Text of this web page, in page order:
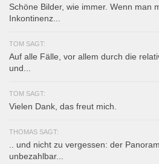
Schöne Bilder, wie immer. Wenn man
Inkontinenz...
TOM SAGT:
Auf alle Fälle, vor allem durch die
und...
TOM SAGT:
Vielen Dank, das freut mich.
THOMAS SAGT:
.. und nicht zu vergessen: der
unbezahlbar...